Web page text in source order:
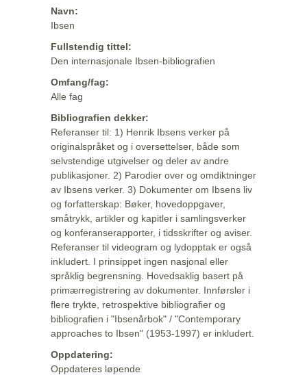
Navn:
Ibsen
Fullstendig tittel:
Den internasjonale Ibsen-bibliografien
Omfang/fag:
Alle fag
Bibliografien dekker:
Referanser til: 1) Henrik Ibsens verker på
originalspråket og i oversettelser, både som
selvstendige utgivelser og deler av andre
publikasjoner. 2) Parodier over og omdiktninger
av Ibsens verker. 3) Dokumenter om Ibsens liv
og forfatterskap: Bøker, hovedoppgaver,
småtrykk, artikler og kapitler i samlingsverker
og konferanserapporter, i tidsskrifter og aviser.
Referanser til videogram og lydopptak er også
inkludert. I prinsippet ingen nasjonal eller
språklig begrensning. Hovedsaklig basert på
primærregistrering av dokumenter. Innførsler i
flere trykte, retrospektive bibliografier og
bibliografien i "Ibsenårbok" / "Contemporary
approaches to Ibsen" (1953-1997) er inkludert.
Oppdatering:
Oppdateres løpende